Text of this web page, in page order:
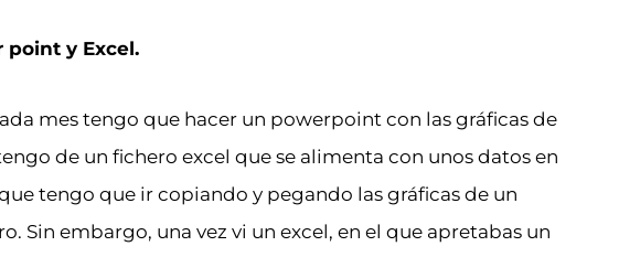
point y Excel.
mes tengo que hacer un powerpoint con las gráficas de
de un fichero excel que se alimenta con unos datos en
que tengo que ir copiando y pegando las gráficas de un
Sin embargo, una vez vi un excel, en el que apretabas un